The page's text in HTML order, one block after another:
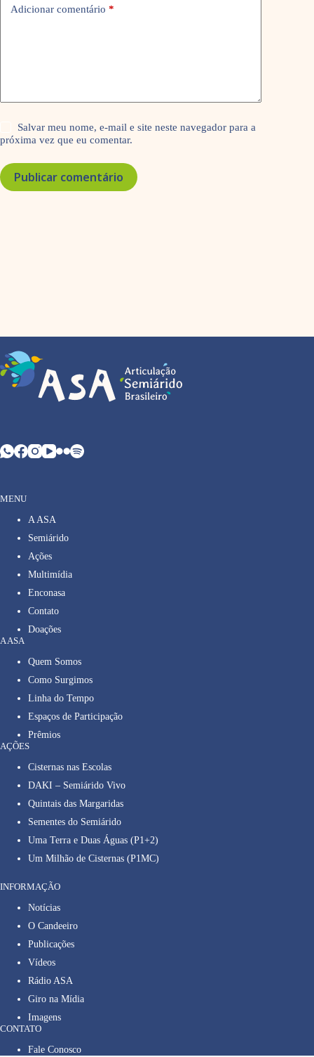
Adicionar comentário *
Salvar meu nome, e-mail e site neste navegador para a
próxima vez que eu comentar.
Publicar comentário
MENU
A ASA
Semiárido
Ações
Multimídia
Enconasa
Contato
Doações
A ASA
Quem Somos
Como Surgimos
Linha do Tempo
Espaços de Participação
Prêmios
AÇÕES
Cisternas nas Escolas
DAKI – Semiárido Vivo
Quintais das Margaridas
Sementes do Semiárido
Uma Terra e Duas Águas (P1+2)
Um Milhão de Cisternas (P1MC)
INFORMAÇÃO
Notícias
O Candeeiro
Publicações
Vídeos
Rádio ASA
Giro na Mídia
Imagens
CONTATO
Fale Conosco